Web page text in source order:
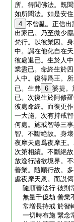
所。得聞佛法。既
如所聞法。如是安
4 不曾亂。正信
出家已。乃至微少
梵行。以彼業因。
中。謂在他化自在
彼處退已。生於人
業盡已。命終生於
人中。復得爲王。
已。生弗 6 婆提。
已。次復生於阿修
彼處命終。而復更
一大施。次有持戒
何處。施戒智等三
智。不斷絶故。身
夜摩天處爲夜摩王
次第相續。不斷絶
放逸行諸欲境界。
善業。隨順行故。
處夜摩天衆。而説
隨順善法行 彼則
無量千億劫 善業
常増長持戒 於智
一切時布施 繋念